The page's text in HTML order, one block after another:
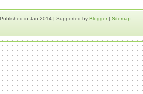
Published in Jan-2014 | Supported by Blogger| Sitemap